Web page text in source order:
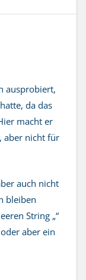
ausprobiert,
da das
macht er
aber nicht für
auch nicht
bleiben
String „“
aber ein